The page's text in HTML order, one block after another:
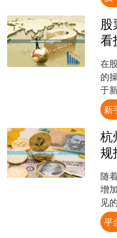
文
看
在
的
于
收
你
新
杭
规
随
增
见
众
往
平